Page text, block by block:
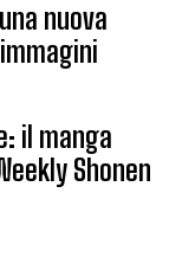
nuova
il manga
Shonen